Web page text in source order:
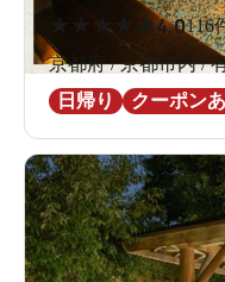
★ ★ ★4.0116
京都府 / 京都市内 /
日帰り
クーポン